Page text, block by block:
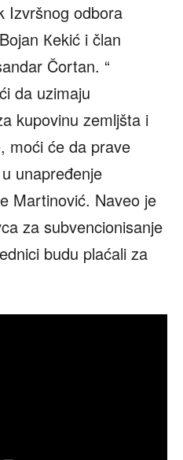
Izvršnog odbora
Кekić i član
Čortan. “
da uzimaju
kupovinu zemljšta i
moći će da prave
unapređenje
Martinović. Naveo je
za subvencionisanje
budu plaćali za